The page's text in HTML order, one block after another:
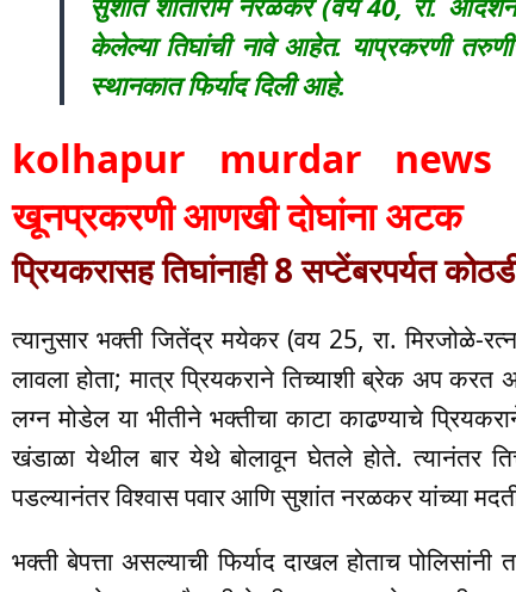
केलेल्या तिघांची नावे आहेत. याप्रकरणी
स्थानकात फिर्याद दिली आहे.
kolhapur murdar news :
खूनप्रकरणी आणखी दोघांना अटक
प्रियकरासह तिघांनाही 8 सप्टेंबरपर्यत
त्यानुसार भक्ती जितेंद्र मयेकर (वय 25, रा. मिरजोळे-
लावला होता; मात्र प्रियकराने तिच्याशी ब्रेक अप
लग्न मोडेल या भीतीने भक्तीचा काटा काढण्याचे
खंडाळा येथील बार येथे बोलावून घेतले होते.
पडल्यानंतर विश्वास पवार आणि सुशांत नरळकर यांच्या
भक्ती बेपत्ता असल्याची फिर्याद दाखल होताच